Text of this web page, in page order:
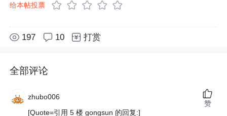
给本帖投票
197 10 打赏
全部评论
zhubo006
[Quote=引用 5 楼 gongsun 的回复:]
赞